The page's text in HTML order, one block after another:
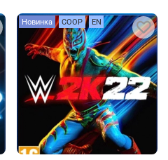
Новинка COOP EN